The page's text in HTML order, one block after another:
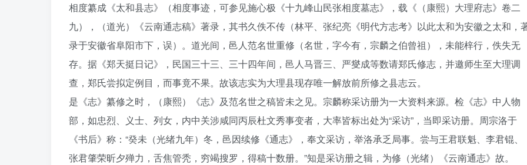
相度纂成《太和县志》（相度事迹，可参见施心极《十九峰山民张相度墓志》，载《（康熙）大理府志》卷二
九），（道光）《云南通志稿》著录，其书久佚不传（林平、张纪亮《明代方志考》以此太和为安徽之太和，
录于安徽省阜阳市下，误）。道光间，邑人范名世重修（名世，字今有，宗麟之伯曾祖），未能梓行，佚失无
存。据《郑天挺日记》，民国三十三、三十四年间，邑人马晋三、严燮成等数请郑氏修志，并邀师生至大理调
查，郑氏尝拟定例目，而事竟不果。故该志实为大理县现存唯一解放前所修之县志云。
是《志》纂修之时，（康熙）《志》及范名世之稿皆未之见。宗麟称采访册为一大资料来源。检《志》中人物
部，如忠烈、义士、列女，内中关涉咸同丙辰杜文秀事变者，大率皆标出处为“采访”，当即采访册。周宗洛于
《书后》称：“癸未（光绪九年）冬，邑因续修《通志》，奉文采访，举洛承乏局事。尝与王君联魁、李君锟、
张君肇荣昕夕殚力，舌焦管秃，穷竭搜罗，得稿十数册。”知是采访册之辑，为修（光绪）《云南通志》故。